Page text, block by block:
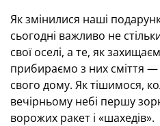
Як змінилися наші
сьогодні важливо не
свої оселі, а те, як
прибираємо з них сміття —
свого дому. Як тішимося,
вечірньому небі першу
ворожих ракет і «шахедів».